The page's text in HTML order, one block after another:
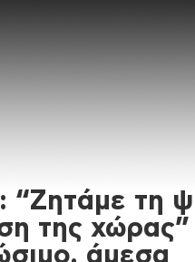
“Ζητάμε τη
της χώρας”
άμεσα